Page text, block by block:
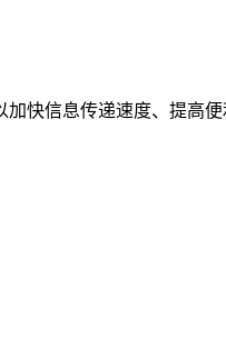
快信息传递速度、提高